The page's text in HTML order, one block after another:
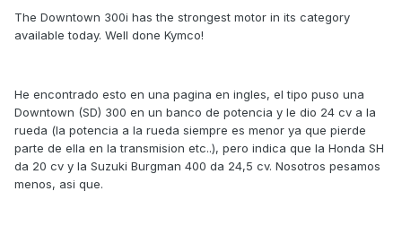
The Downtown 300i has the strongest motor in its category
available today. Well done Kymco!
He encontrado esto en una pagina en ingles, el tipo puso una
Downtown (SD) 300 en un banco de potencia y le dio 24 cv a la
rueda (la potencia a la rueda siempre es menor ya que pierde
parte de ella en la transmision etc..), pero indica que la Honda SH
da 20 cv y la Suzuki Burgman 400 da 24,5 cv. Nosotros pesamos
menos, asi que.